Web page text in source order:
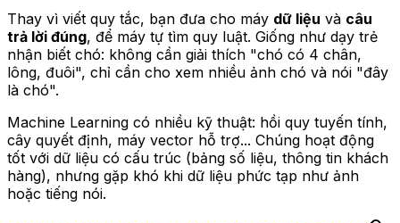
Thay vì viết quy tắc, bạn đưa cho máy dữ liệu và câu
trả lời đúng, để máy tự tìm quy luật. Giống như dạy trẻ
nhận biết chó: không cần giải thích "chó có 4 chân,
lông, đuôi", chỉ cần cho xem nhiều ảnh chó và nói "đây
là chó".
Machine Learning có nhiều kỹ thuật: hồi quy tuyến tính,
cây quyết định, máy vector hỗ trợ... Chúng hoạt động
tốt với dữ liệu có cấu trúc (bảng số liệu, thông tin khách
hàng), nhưng gặp khó khi dữ liệu phức tạp như ảnh
hoặc tiếng nói.